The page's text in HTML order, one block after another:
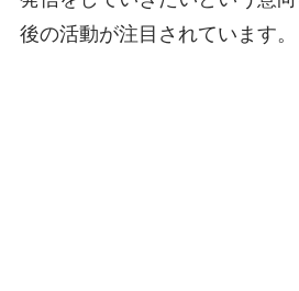
後の活動が注目されています。